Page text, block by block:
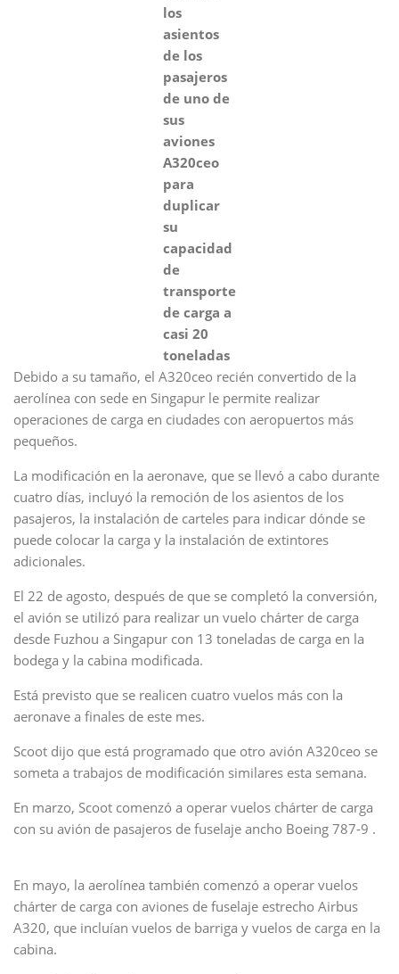
los
asientos
de los
pasajeros
de uno de
sus
aviones
A320ceo
para
duplicar
su
capacidad
de
transporte
de carga a
casi 20
toneladas
Debido a su tamaño, el A320ceo recién convertido de la
aerolínea con sede en Singapur le permite realizar
operaciones de carga en ciudades con aeropuertos más
pequeños.
La modificación en la aeronave, que se llevó a cabo durante
cuatro días, incluyó la remoción de los asientos de los
pasajeros, la instalación de carteles para indicar dónde se
puede colocar la carga y la instalación de extintores
adicionales.
El 22 de agosto, después de que se completó la conversión,
el avión se utilizó para realizar un vuelo chárter de carga
desde Fuzhou a Singapur con 13 toneladas de carga en la
bodega y la cabina modificada.
Está previsto que se realicen cuatro vuelos más con la
aeronave a finales de este mes.
Scoot dijo que está programado que otro avión A320ceo se
someta a trabajos de modificación similares esta semana.
En marzo, Scoot comenzó a operar vuelos chárter de carga
con su avión de pasajeros de fuselaje ancho Boeing 787-9 .
En mayo, la aerolínea también comenzó a operar vuelos
chárter de carga con aviones de fuselaje estrecho Airbus
A320, que incluían vuelos de barriga y vuelos de carga en la
cabina.